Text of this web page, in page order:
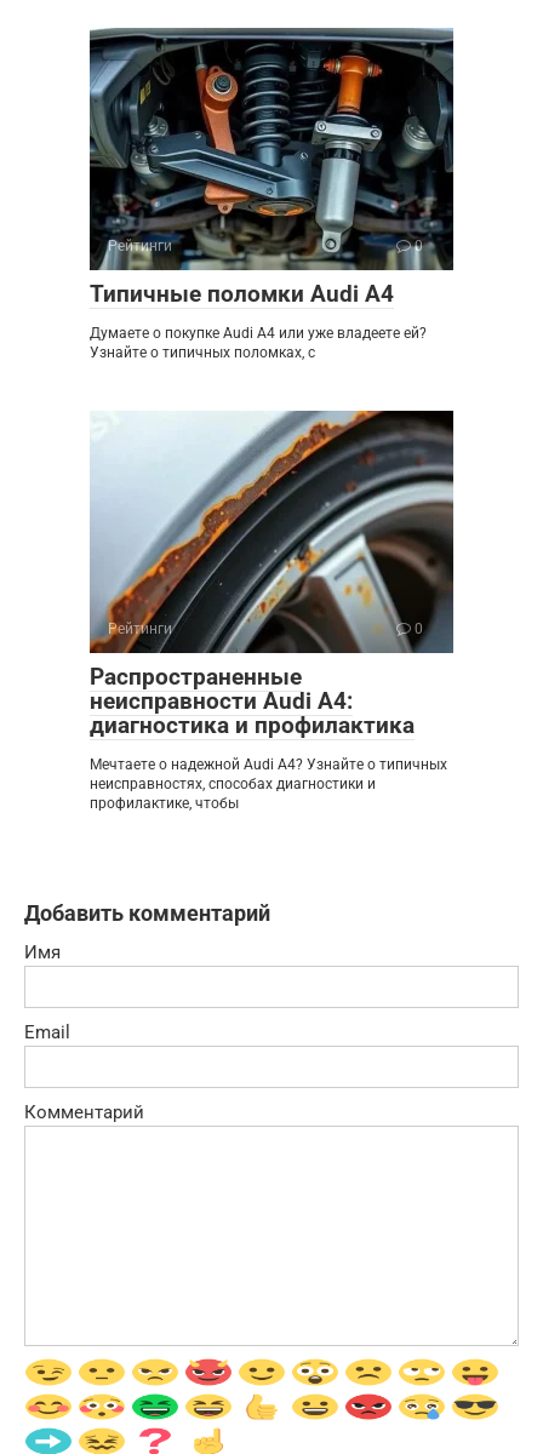
Рейтинги 0
Типичные поломки Audi A4
Думаете о покупке Audi A4 или уже владеете ей?
Узнайте о типичных поломках, с
Рейтинги 0
Распространенные
неисправности Audi A4:
диагностика и профилактика
Мечтаете о надежной Audi A4? Узнайте о типичных
неисправностях, способах диагностики и
профилактике, чтобы
Добавить комментарий
Имя
Email
Комментарий